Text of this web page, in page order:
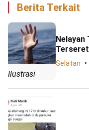
Berita Terkait
Ilustrasi
Nelayan
Selatan